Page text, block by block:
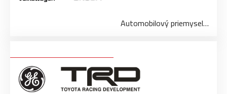
Automobilový priemysel…